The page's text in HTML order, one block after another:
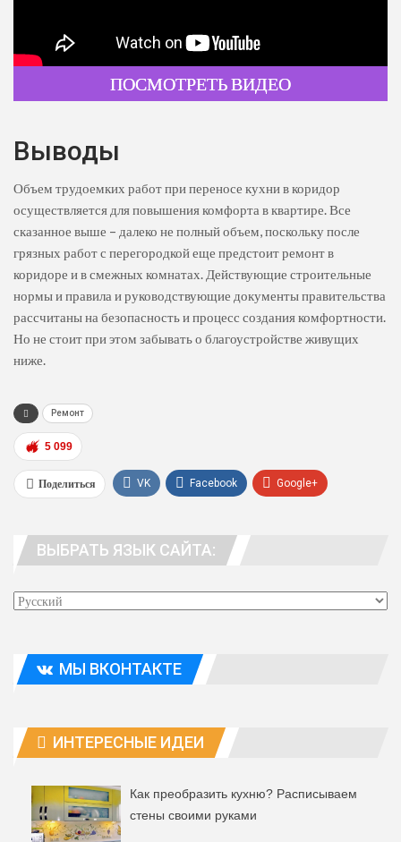
ПОСМОТРЕТЬ ВИДЕО
Выводы
Объем трудоемких работ при переносе кухни в коридор
осуществляется для повышения комфорта в квартире. Все
сказанное выше – далеко не полный объем, поскольку после
грязных работ с перегородкой еще предстоит ремонт в
коридоре и в смежных комнатах. Действующие строительные
нормы и правила и руководствующие документы правительства
рассчитаны на безопасность и процесс создания комфортности.
Но не стоит при этом забывать о благоустройстве живущих
ниже.
Ремонт
5 099
Поделиться VK Facebook Google+
Эл. адрес
ВЫБРАТЬ ЯЗЫК САЙТА:
МЫ ВКОНТАКТЕ
ИНТЕРЕСНЫЕ ИДЕИ
Как преобразить кухню? Расписываем
стены своими руками